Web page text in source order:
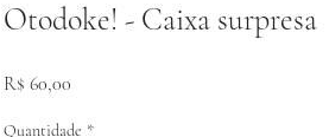
Otodoke! - Caixa surpresa
R$ 60,00
Quantidade *